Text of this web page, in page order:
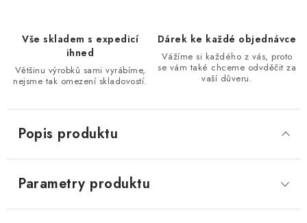
Vše skladem s expedicí
ihned
Většinu výrobků sami vyrábíme,
nejsme tak omezení skladovostí.
Dárek ke každé objednávce
Vážíme si každého z vás, proto
se vám také chceme odvděčit za
vaší důveru.
Popis produktu
Parametry produktu